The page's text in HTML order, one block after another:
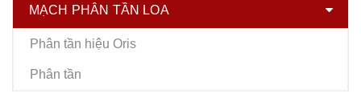
MẠCH PHÂN TẦN LOA
Phân tần hiệu Oris
Phân tần